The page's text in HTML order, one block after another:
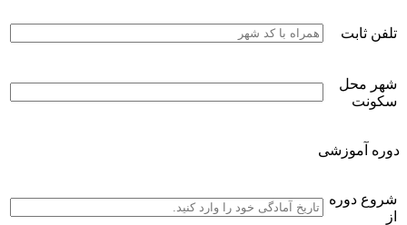
تلفن ثابت
شهر محل
سکونت
دوره آموزشی
شروع دوره
از